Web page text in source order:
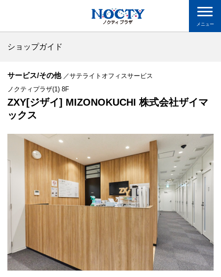
メニュー
ショップガイド
サービス/その他／サテライトオフィスサービス
ノクティプラザ(1) 8F
ZXY[ジザイ] MIZONOKUCHI 株式会社ザイマ
ックス